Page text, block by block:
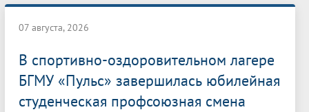
07 августа, 2026
В спортивно-оздоровительном лагере
БГМУ «Пульс» завершилась юбилейная
студенческая профсоюзная смена